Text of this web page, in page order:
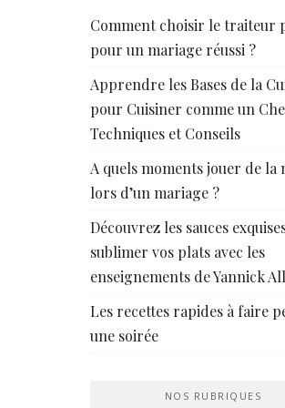
Comment choisir le traiteur
pour un mariage réussi ?
Apprendre les Bases de la
pour Cuisiner comme un
Techniques et Conseils
A quels moments jouer de la
lors d’un mariage ?
Découvrez les sauces
sublimer vos plats avec les
enseignements de Yannick
Les recettes rapides à faire
une soirée
NOS RUBRIQUES